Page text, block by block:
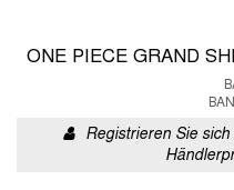
ONE PIECE GRAND
Registrieren Sie